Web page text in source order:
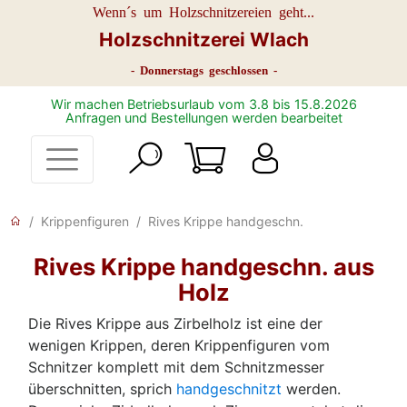
Wenn´s um Holzschnitzereien geht...
Holzschnitzerei Wlach
- Donnerstags geschlossen -
Wir machen Betriebsurlaub vom 3.8 bis 15.8.2026
Anfragen und Bestellungen werden bearbeitet
Krippenfiguren Rives Krippe handgeschn.
Rives Krippe handgeschn. aus
Holz
Die Rives Krippe aus Zirbelholz ist eine der
wenigen Krippen, deren Krippenfiguren vom
Schnitzer komplett mit dem Schnitzmesser
überschnitten, sprich handgeschnitzt werden.